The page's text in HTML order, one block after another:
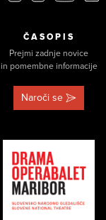
ČASOPIS
Prejmi zadnje novice
in pomembne informacije
Naroči se